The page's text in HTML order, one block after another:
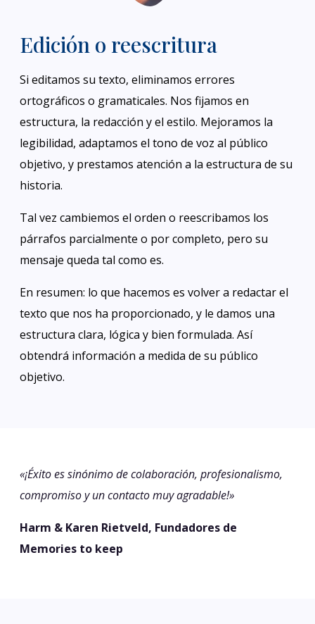
Edición o reescritura
Si editamos su texto, eliminamos errores
ortográficos o gramaticales. Nos fijamos en
estructura, la redacción y el estilo. Mejoramos la
legibilidad, adaptamos el tono de voz al público
objetivo, y prestamos atención a la estructura de su
historia.
Tal vez cambiemos el orden o reescribamos los
párrafos parcialmente o por completo, pero su
mensaje queda tal como es.
En resumen: lo que hacemos es volver a redactar el
texto que nos ha proporcionado, y le damos una
estructura clara, lógica y bien formulada. Así
obtendrá información a medida de su público
objetivo.
«¡Éxito es sinónimo de colaboración, profesionalismo,
compromiso y un contacto muy agradable!»
Harm & Karen Rietveld, Fundadores de
Memories to keep